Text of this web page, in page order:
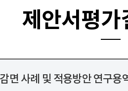
제안서평가
면 사례 및 적용방안 연구용